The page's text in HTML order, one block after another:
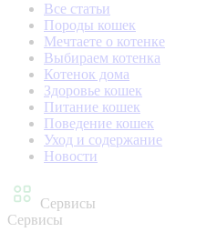
Все статьи
Породы кошек
Мечтаете о котенке
Выбираем котенка
Котенок дома
Здоровье кошек
Питание кошек
Поведение кошек
Уход и содержание
Новости
Сервисы
Сервисы